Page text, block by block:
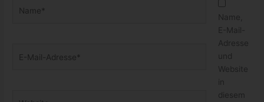
Mail-
Name,
E-Mail-
Adresse
und
Website
in
diesem